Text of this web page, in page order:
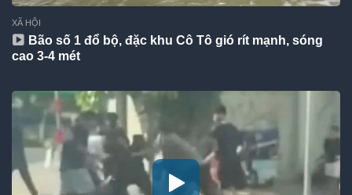
XÃ HỘI
Bão số 1 đổ bộ, đặc khu Cô Tô gió rít mạnh, sóng
cao 3-4 mét